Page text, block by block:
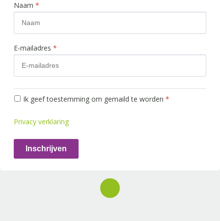
Naam *
E-mailadres *
Ik geef toestemming om gemaild te worden *
Privacy verklaring
Inschrijven